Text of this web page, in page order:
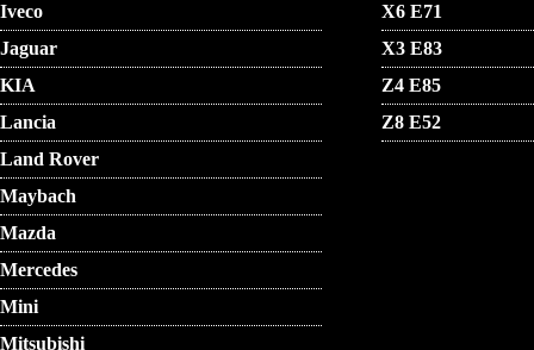
Iveco
Jaguar
KIA
Lancia
Land Rover
Maybach
Mazda
Mercedes
Mini
Mitsubishi
X6 E71
X3 E83
Z4 E85
Z8 E52